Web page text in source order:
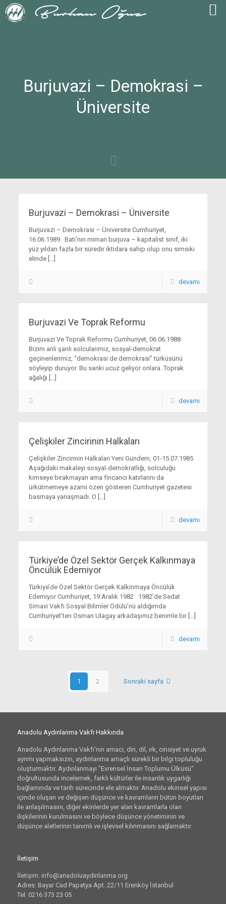
Burjuvazi – Demokrasi –
Üniversite
Burjuvazi – Demokrasi – Üniversite
Burjuvazi – Demokrasi – Üniversite Cumhuriyet,
16.06.1989 Batı’nın mimarı burjuva – kapitalist sınıf, iki
yüz yıldan fazla bir süredir iktidara sahip olup onu sımsıkı
elinde […]
devamı
Burjuvazi Ve Toprak Reformu
Burjuvazi Ve Toprak Reformu Cumhuriyet, 06.06.1988
Bizim anlı şanlı solcularımız, sosyal-demokrat
geçinenlerimiz, “demokrasi de demokrasi” türküsünü
söyleyip duruyor. Bu sanki ucuz geliyor onlara. Toprak
ağalığı […]
devamı
Çelişkiler Zincirinin Halkaları
Çelişkiler Zincirinin Halkalari Yeni Gündem, 01-15.07.1985
Aşağıdaki makaleyi sosyal-demokratlığı, solculuğu
kimseye bırakmayan ama fincancı katırlarını da
ürkütmemeye azami özen gösteren Cumhuriyet gazetesi
basmaya yanaşmadı. O […]
devamı
Türkiye’de Özel Sektör Gerçek Kalkınmaya
Öncülük Edemiyor
Türkiye’de Özel Sektör Gerçek Kalkınmaya Öncülük
Edemiyor Cumhuriyet, 19 Aralık 1982 1982’de Sedat
Simavi Vakfı Sosyal Bilimler Ödülü’nü aldığımda
Cumhuriyet’ten Osman Ulagay arkadaşımız benimle bir[…]
devamı
1 2 Sonraki sayfa
Anadolu Aydınlanma Vakfı Hakkında
Anadolu Aydınlanma Vakfı'nın amacı, din, dil, ırk, cinsiyet ve uyruk
ayrımı yapmaksızın, aydınlanma amaçlı sürekli bir bilgi topluluğu
oluşturmaktır. Aydınlanmayı "Evrensel İnsan Toplumu Ülküsü"
doğrultusunda incelemek, farklı kültürler ile insanlık uygarlığı
bağlamında ve tarih sürecinde ele almaktır. Anadolu ekinsel yapısı
içinde oluşan ve değişen düşünce ve kavramların bütün boyutları
ile anlaşılmasını, diğer ekinlerde yer alan kavramlarla olan
ilişkilerinin kurulmasını ve böylece düşünce yönetiminin ve
düşünce aletlerinin tanımlı ve işlevsel kılınmasını sağlamaktır.
İletişim
İletişim: info@anadoluaydinlanma.org
Adres: Bayar Cad Papatya Apt. 22/11 Erenköy İstanbul
Tel: 0216 373 23 05